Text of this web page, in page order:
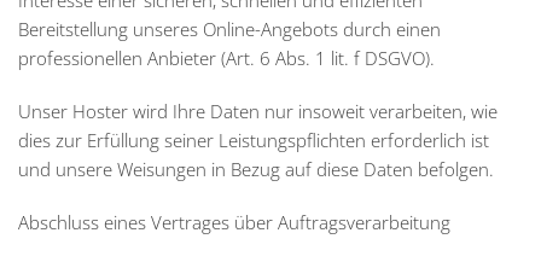
Bereitstellung unseres Online-Angebots durch einen
professionellen Anbieter (Art. 6 Abs. 1 lit. f DSGVO).
Unser Hoster wird Ihre Daten nur insoweit verarbeiten, wie
dies zur Erfüllung seiner Leistungspflichten erforderlich ist
und unsere Weisungen in Bezug auf diese Daten befolgen.
Abschluss eines Vertrages über Auftragsverarbeitung